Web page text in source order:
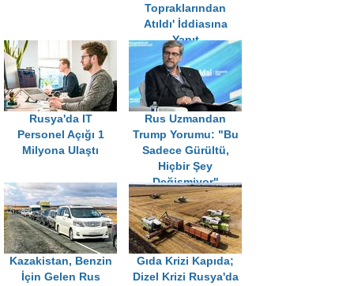
Topraklarından
Atıldı' İddiasına
Yanıt
Rusya'da IT
Personel Açığı 1
Milyona Ulaştı
Rus Uzmandan
Trump Yorumu: "Bu
Sadece Gürültü,
Hiçbir Şey
Değişmiyor"
Kazakistan, Benzin
İçin Gelen Rus
Gıda Krizi Kapıda;
Dizel Krizi Rusya'da